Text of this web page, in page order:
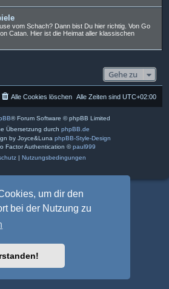
um dir den
bei der Nutzung zu
vom Schach? Dann bist Du hier richtig. Von Go
Catan. Hier ist die Heimat aller klassischen
Gehe zu
Alle Zeiten sind UTC+02:00
Alle Cookies löschen
® Forum Software © phpBB Limited
Übersetzung durch phpBB.de
by Joyce&Luna phpBB-Style-Design
Factor Authentication ©paul999
| Nutzungsbedingungen